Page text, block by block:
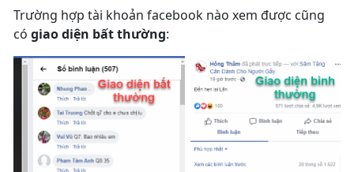
Trường hợp tài khoản facebook nào xem được cũng
có giao diện bất thường: